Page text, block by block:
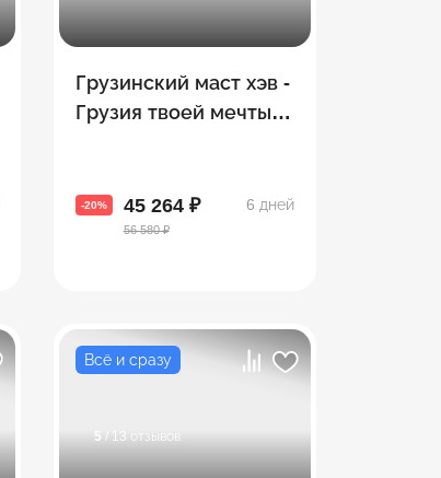
Грузинский маст хэв -
Грузия твоей мечты! 8
-20% 45 264 ₽
56 580 ₽
6 дней
Всё и сразу
5 / 13 отзывов